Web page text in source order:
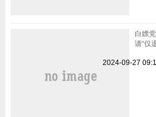
白嫖
请“仅
2024-09-27